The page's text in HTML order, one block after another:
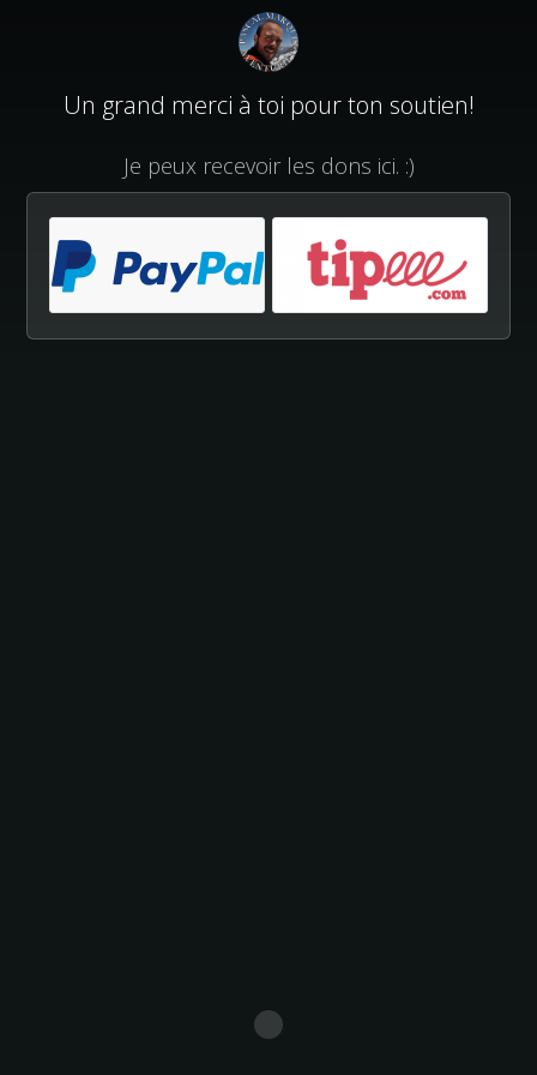
Un grand merci à toi pour ton soutien!
Je peux recevoir les dons ici. :)